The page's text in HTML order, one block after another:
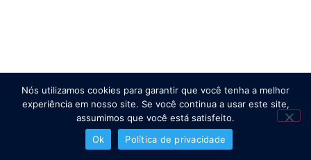
Nós utilizamos cookies para garantir que você tenha a melhor
experiência em nosso site. Se você continua a usar este site,
assumimos que você está satisfeito.
Ok
Política de privacidade